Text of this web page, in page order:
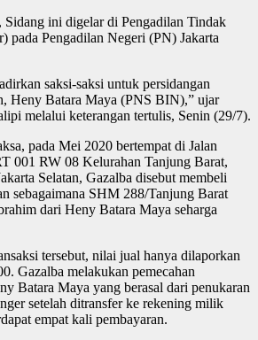
, Sidang ini digelar di Pengadilan Tindak
pada Pengadilan Negeri (PN) Jakarta
saksi-saksi untuk persidangan
Heny Batara Maya (PNS BIN),” ujar
melalui keterangan tertulis, Senin (29/7).
pada Mei 2020 bertempat di Jalan
001 RW 08 Kelurahan Tanjung Barat,
Selatan, Gazalba disebut membeli
sebagaimana SHM 288/Tanjung Barat
dari Heny Batara Maya seharga
tersebut, nilai jual hanya dilaporkan
Gazalba melakukan pemecahan
Batara Maya yang berasal dari penukaran
setelah ditransfer ke rekening milik
empat kali pembayaran.